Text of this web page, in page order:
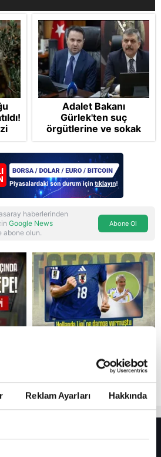
Reklam Ayarları Hakkında
Adalet Bakanı
Gürlek'ten suç
örgütlerine ve sokak
çetelerine net mesaj:
"Devlet tepenize
binecek"
haberlerinden
Google News
abone olun.
Abone Ol